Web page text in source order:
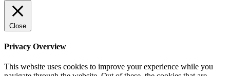
Close
Privacy Overview
This website uses cookies to improve your experience while you